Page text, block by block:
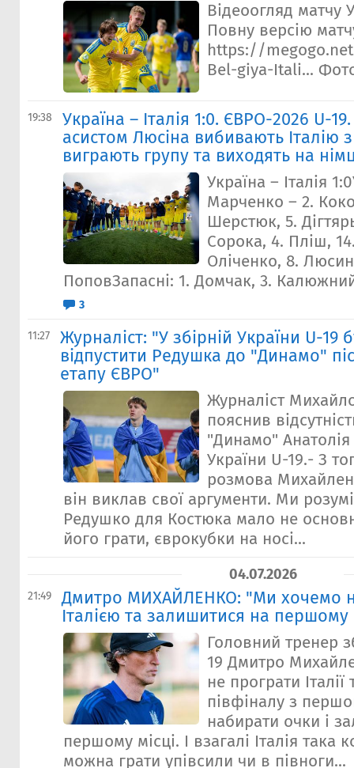
Відеоогляд матчу
Повну версію
https://
Bel-giya-Itali...
19:38
Україна – Італія 1:0. ЄВРО-2026 U-
асистом Люсіна вибивають Італію з
виграють групу та виходять на
Україна – Італія
Марченко – 2.
Шерстюк, 5.
Сорока, 4. Пліш,
Оліченко, 8.
ПоповЗапасні: 1. Домчак, 3.
3
11:27
Журналіст: "У збірній України U-19
відпустити Редушка до "Динамо"
етапу ЄВРО"
Журналіст
пояснив
"Динамо"
України U-19.- З
розмова
він виклав свої аргументи. Ми
Редушко для Костюка мало не
його грати, єврокубки на носі...
04.07.2026
21:49
Дмитро МИХАЙЛЕНКО: "Ми хочемо
Італією та залишитися на першому
Головний тренер
19 Дмитро
не програти
півфіналу з
набирати очки і
першому місці. І взагалі Італія
можна грати упівсили чи в півноги...